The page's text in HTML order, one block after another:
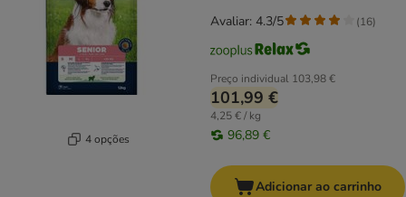
4 opções
Preço individual 103,98 €
101,99 €
4,25 € / kg
96,89 €
Avaliar: 4.3/5 (16)
Adicionar ao carrinho